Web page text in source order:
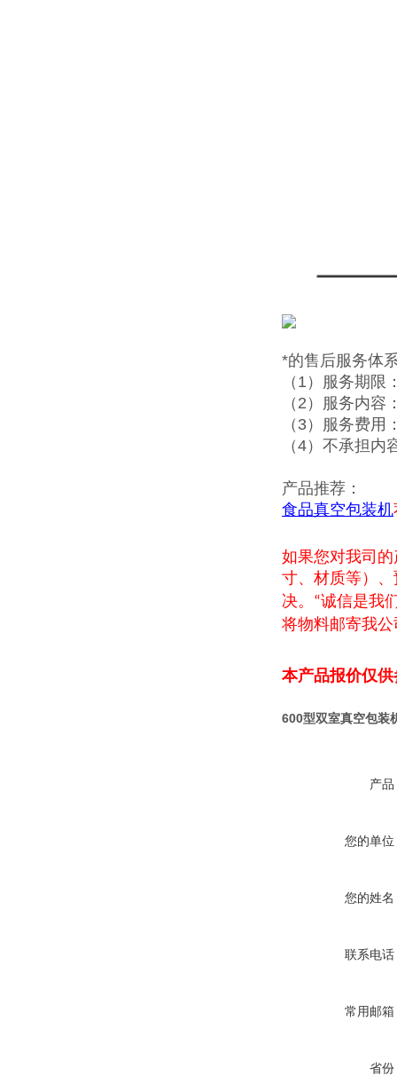
*的售后服务体
（1）服务期
（2）服务内
（3）服务费用
（4）不承担
产品推荐：
食品真空包装机
如果您对我司
寸、材质等）
决。 “诚信是我
将物料邮寄我
本产品报价仅
600型双室真空包装
产品
您的单位
您的姓名
联系电话
常用邮箱
省份